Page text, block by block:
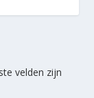
velden zijn